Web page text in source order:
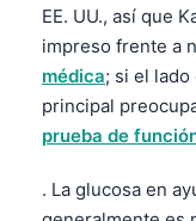
EE. UU., así que
impreso frente a
médica; si el
principal
prueba de
. La glucosa en